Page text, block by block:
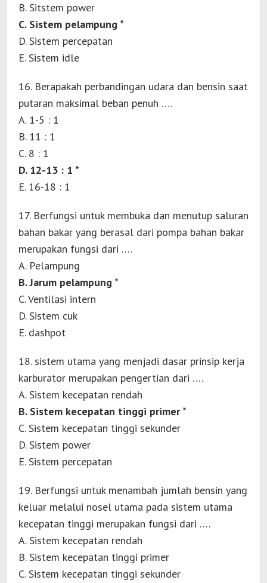
B. Sitstem power
C. Sistem pelampung *
D. Sistem percepatan
E. Sistem idle
16. Berapakah perbandingan udara dan bensin saat
putaran maksimal beban penuh ….
A. 1-5 : 1
B. 11 : 1
C. 8 : 1
D. 12-13 : 1 *
E. 16-18 : 1
17. Berfungsi untuk membuka dan menutup saluran
bahan bakar yang berasal dari pompa bahan bakar
merupakan fungsi dari ….
A. Pelampung
B. Jarum pelampung *
C. Ventilasi intern
D. Sistem cuk
E. dashpot
18. sistem utama yang menjadi dasar prinsip kerja
karburator merupakan pengertian dari ….
A. Sistem kecepatan rendah
B. Sistem kecepatan tinggi primer *
C. Sistem kecepatan tinggi sekunder
D. Sistem power
E. Sistem percepatan
19. Berfungsi untuk menambah jumlah bensin yang
keluar melalui nosel utama pada sistem utama
kecepatan tinggi merupakan fungsi dari ….
A. Sistem kecepatan rendah
B. Sistem kecepatan tinggi primer
C. Sistem kecepatan tinggi sekunder